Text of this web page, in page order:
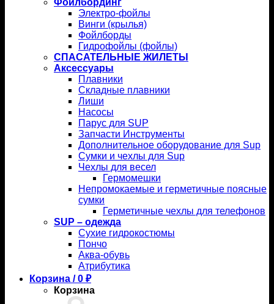
Электро-фойлы
Винги (крылья)
Фойлборды
Гидрофойлы (фойлы)
СПАСАТЕЛЬНЫЕ ЖИЛЕТЫ
Аксессуары
Плавники
Складные плавники
Лиши
Насосы
Парус для SUP
Запчасти Инструменты
Дополнительное оборудование для Sup
Сумки и чехлы для Sup
Чехлы для весел
Гермомешки
Непромокаемые и герметичные поясные
сумки
Герметичные чехлы для телефонов
SUP – одежда
Сухие гидрокостюмы
Пончо
Аква-обувь
Атрибутика
Корзина /0 ₽
Корзина